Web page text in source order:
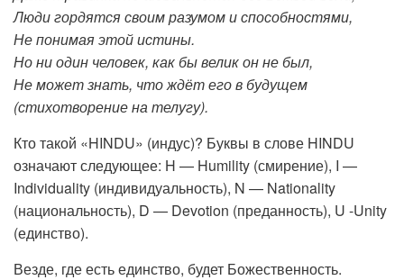
Люди гордятся своим разумом и способностями,
Не понимая этой истины.
Но ни один человек, как бы велик он не был,
Не может знать, что ждёт его в будущем
(стихотворение на телугу).
Кто такой «HINDU» (индус)? Буквы в слове HINDU
означают следующее: H — Humility (смирение), I —
Individuality (индивидуальность), N — Nationality
(национальность), D — Devotion (преданность), U -Unity
(единство).
Везде, где есть единство, будет Божественность.